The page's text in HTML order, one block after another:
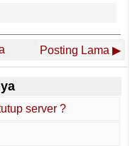
Posting Lama
server ?